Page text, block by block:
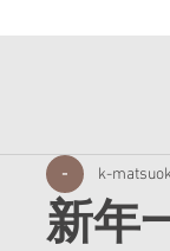
新年
k-